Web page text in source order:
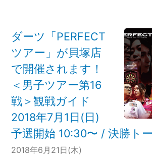
ダーツ「PERFECT
ツアー」が貝塚店
で開催されます！
＜男子ツアー第16
戦＞観戦ガイド
2018年7月1日(日)
予選開始 10:30〜 / 決勝ト
2018年6月21日(木)